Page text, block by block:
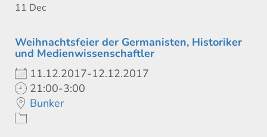
11 Dec
Weihnachtsfeier der Germanisten, Historiker
und Medienwissenschaftler
11.12.2017-12.12.2017
21:00-3:00
Bunker